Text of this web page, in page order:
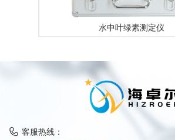
水中叶绿素测定仪
客服热线：